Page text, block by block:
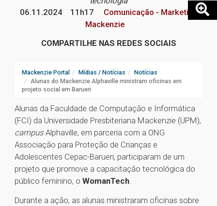
06.11.2024
11h17
Comunicação - Marketing
Mackenzie
COMPARTILHE NAS REDES SOCIAIS
Mackenzie Portal Mídias / Notícias
Notícias
Alunas do Mackenzie Alphaville ministram oficinas em
projeto social em Barueri
Alunas da Faculdade de Computação e Informática
(FCI) da Universidade Presbiteriana Mackenzie (UPM),
campus Alphaville, em parceria com a ONG
Associação para Proteção de Crianças e
Adolescentes Cepac-Barueri, participaram de um
projeto que promove a capacitação tecnológica do
público feminino, o WomanTech.
Durante a ação, as alunas ministraram oficinas sobre